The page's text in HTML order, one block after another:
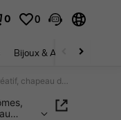
0 0
Bijoux & Accessoires pour
10 pièces/5 pièces Chapeau de remise des diplômes, capuchon de doctorat minimaliste créatif, chapeau décoratif pour fête